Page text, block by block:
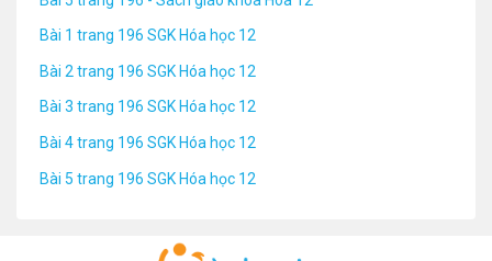
Bài 1 trang 196 SGK Hóa học 12
Bài 2 trang 196 SGK Hóa học 12
Bài 3 trang 196 SGK Hóa học 12
Bài 4 trang 196 SGK Hóa học 12
Bài 5 trang 196 SGK Hóa học 12